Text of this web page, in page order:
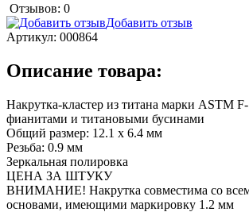
Отзывов: 0
Добавить отзыв
Артикул: 000864
Описание товара:
Накрутка-кластер из титана марки ASTM
фианитами и титановыми бусинами
Общий размер: 12.1 х 6.4 мм
Резьба: 0.9 мм
Зеркальная полировка
ЦЕНА ЗА ШТУКУ
ВНИМАНИЕ! Накрутка совместима со
основами, имеющими маркировку 1.2 мм